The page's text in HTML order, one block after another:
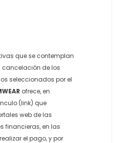
que se contemplan
cancelación de los
seleccionados por el
ofrece, en
(link) que
web de las
financieras, en las
el pago, y por